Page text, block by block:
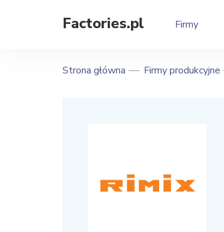
Factories.pl Firmy
Strona główna Firmy produkcyjne